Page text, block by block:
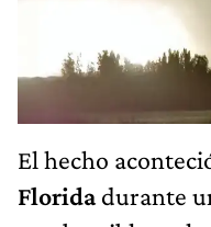
El hecho
Floridadurante